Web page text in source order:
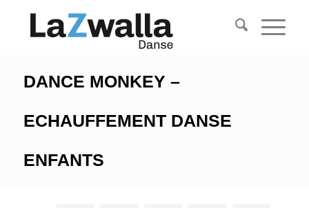
DANCE MONKEY –
ECHAUFFEMENT DANSE
ENFANTS